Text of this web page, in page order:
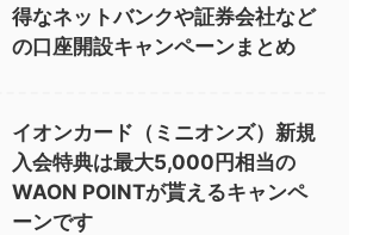
得なネットバンクや証券会社など
の口座開設キャンペーンまとめ
イオンカード（ミニオンズ）新規
入会特典は最大5,000円相当の
WAON POINTが貰えるキャンペ
ーンです